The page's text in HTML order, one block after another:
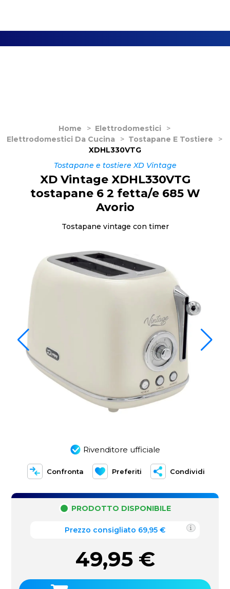
Home > Elettrodomestici
>
Elettrodomestici Da Cucina
> Tostapane E Tostiere
>
XDHL330VTG
Tostapane e tostiere XD Vintage
Rivenditore ufficiale
Confronta Preferiti Condividi
XD Vintage XDHL330VTG
tostapane 6 2 fetta/e 685 W
Avorio
Tostapane vintage con timer
PRODOTTO DISPONIBILE
Prezzo consigliato 69,95 €
49,95 €